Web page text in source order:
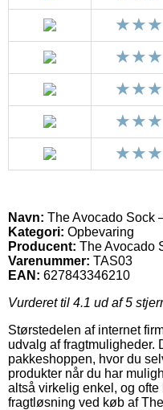
Navn: The Avocado Sock
Kategori: Opbevaring
Producent: The Avocado
Varenummer: TAS03
EAN: 627843346210
Vurderet til 4.1 ud af 5
Størstedelen af internet
udvalg af
pakkeshoppen, hvor du
produkter når du har
altså virkelig enkel, og
fragtløsning ved køb af